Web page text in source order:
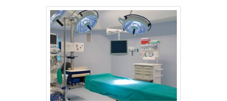
assertividade. Com o objetivo de trazer a
satisfação a todos os clientes, a empresa
entende que seu melhor destaque é
conquistar a confiança de cada um. Tudo
isso só é possível através do investimento
em equipamentos modernos e profissionais
experientes. A Sanders do Brasil é uma
empresa que tem se destacado no